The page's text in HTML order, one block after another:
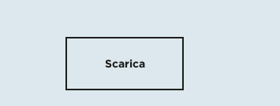
Scarica